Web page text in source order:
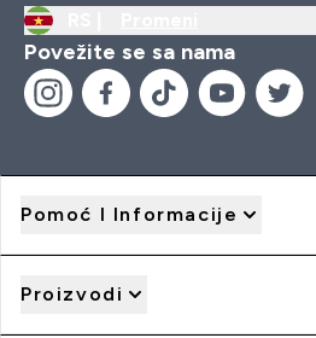
Povežite se sa nama
Pomoć I Informacije
Proizvodi